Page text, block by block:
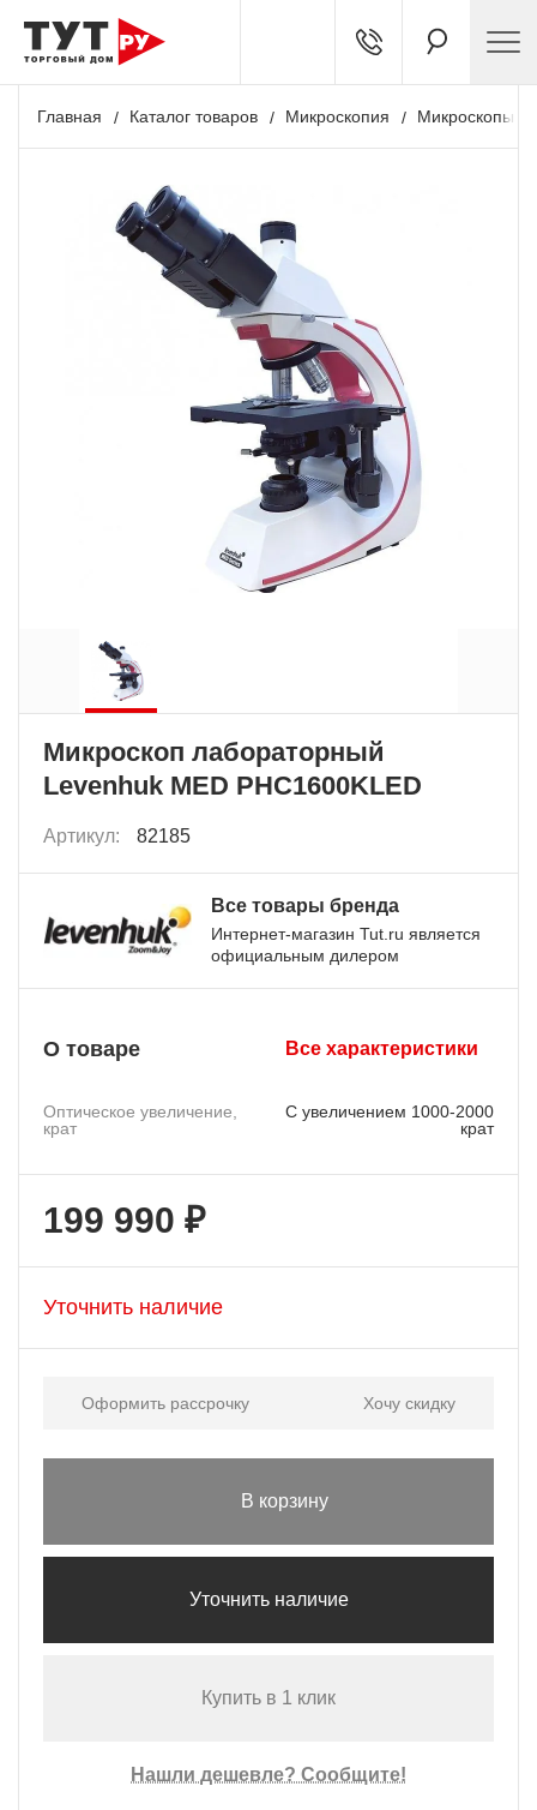
Главная Каталог товаров Микроскопия Микроскопы
Микроскоп лабораторный
Levenhuk MED PHС1600KLED
Артикул: 82185
Все товары бренда
Интернет-магазин Tut.ru является
официальным дилером
О товаре Все характеристики
Оптическое увеличение,
крат
С увеличением 1000-2000
крат
199 990 ₽
Уточнить наличие
Оформить рассрочку Хочу скидку
В корзину
Уточнить наличие
Купить в 1 клик
Нашли дешевле? Сообщите!